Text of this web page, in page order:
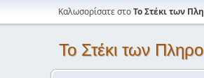
Καλωσορίσατε στοΤο Στέκι των
Το Στέκι των